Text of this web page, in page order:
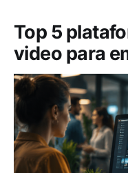
Top 5
video para